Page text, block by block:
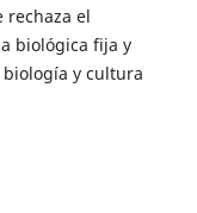
rechaza el
biológica fija y
y cultura